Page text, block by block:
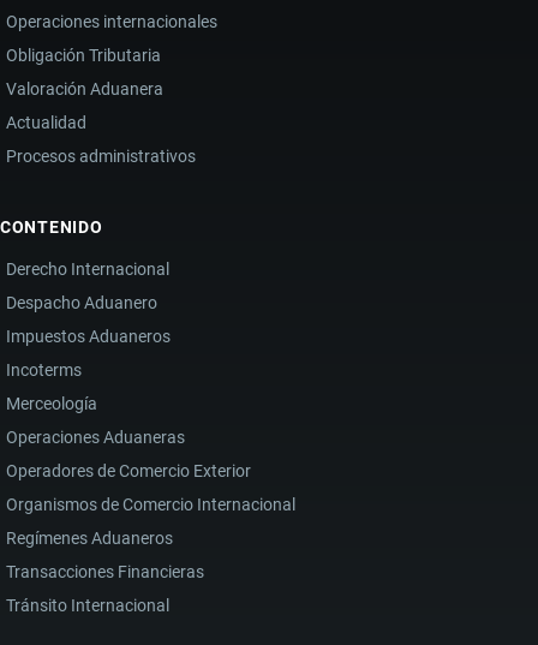
Operaciones internacionales
Obligación Tributaria
Valoración Aduanera
Actualidad
Procesos administrativos
CONTENIDO
Derecho Internacional
Despacho Aduanero
Impuestos Aduaneros
Incoterms
Merceología
Operaciones Aduaneras
Operadores de Comercio Exterior
Organismos de Comercio Internacional
Regímenes Aduaneros
Transacciones Financieras
Tránsito Internacional